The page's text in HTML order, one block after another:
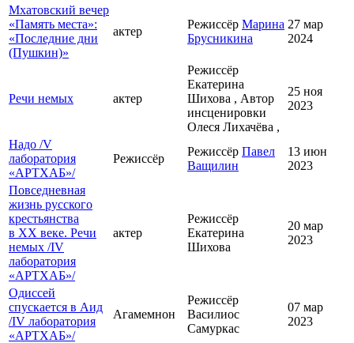
Мхатовский вечер
«Память места»:
«Последние дни
(Пушкин)»
актер
Режиссёр Марина
Брусникина
27 мар
2024
Речи немых актер
Режиссёр
Екатерина
Шихова , Автор
инсценировки
Олеся Лихачёва ,
25 ноя
2023
Надо /V
лаборатория
«АРТХАБ»/
Режиссёр
Режиссёр Павел
Ващилин
13 июн
2023
Повседневная
жизнь русского
крестьянства
в ХХ веке. Речи
немых /IV
лаборатория
«АРТХАБ»/
актер
Режиссёр
Екатерина
Шихова
20 мар
2023
Одиссей
спускается в Аид
/IV лаборатория
«АРТХАБ»/
Агамемнон
Режиссёр
Василиос
Самуркас
07 мар
2023